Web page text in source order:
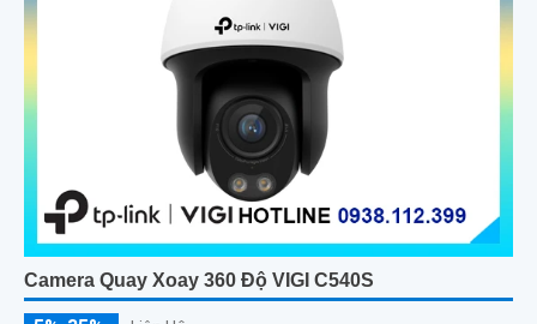
Camera Quay Xoay 360 Độ VIGI C540S